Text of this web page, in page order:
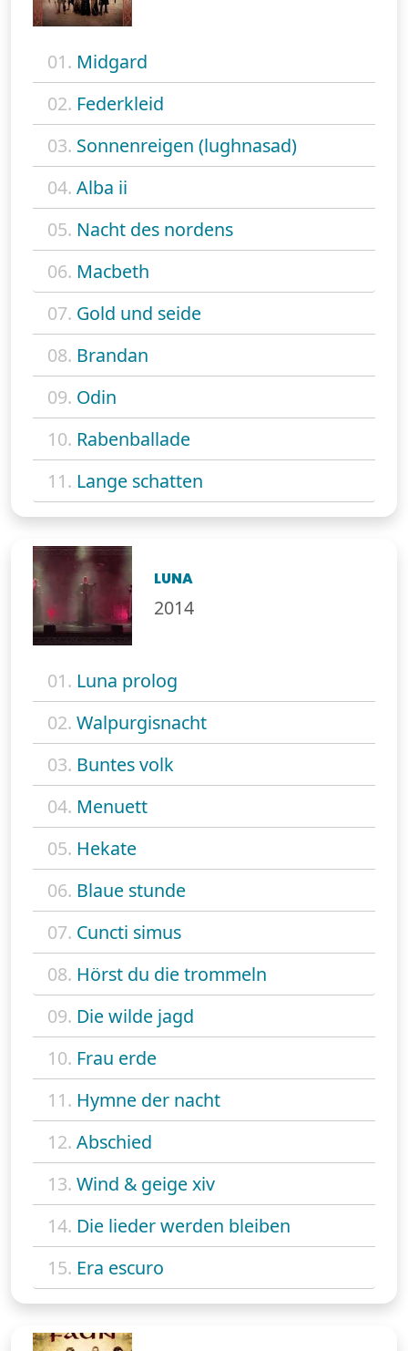
01. Midgard
02. Federkleid
03. Sonnenreigen (lughnasad)
04. Alba ii
05. Nacht des nordens
06. Macbeth
07. Gold und seide
08. Brandan
09. Odin
10. Rabenballade
11. Lange schatten
LUNA
2014
01. Luna prolog
02. Walpurgisnacht
03. Buntes volk
04. Menuett
05. Hekate
06. Blaue stunde
07. Cuncti simus
08. Hörst du die trommeln
09. Die wilde jagd
10. Frau erde
11. Hymne der nacht
12. Abschied
13. Wind & geige xiv
14. Die lieder werden bleiben
15. Era escuro